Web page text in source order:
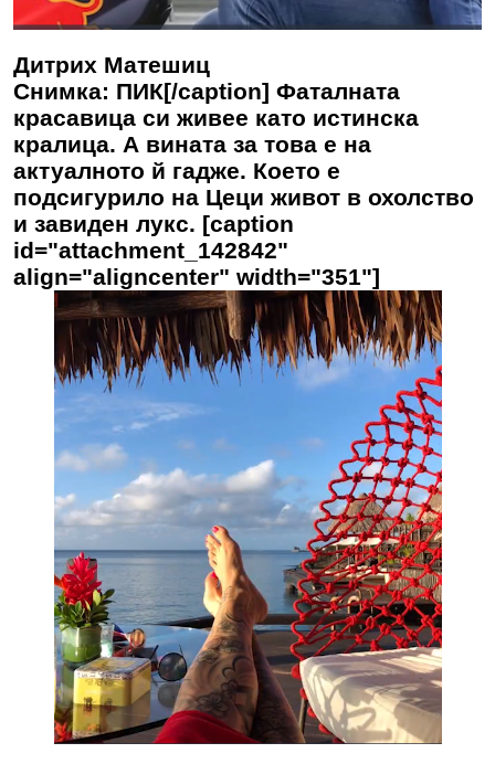
Дитрих Матешиц
Снимка: ПИК[/caption] Фаталната
красавица си живее като истинска
кралица. А вината за това е на
актуалното й гадже. Което е
подсигурило на Цеци живот в охолство
и завиден лукс. [caption
id="attachment_142842"
align="aligncenter" width="351"]